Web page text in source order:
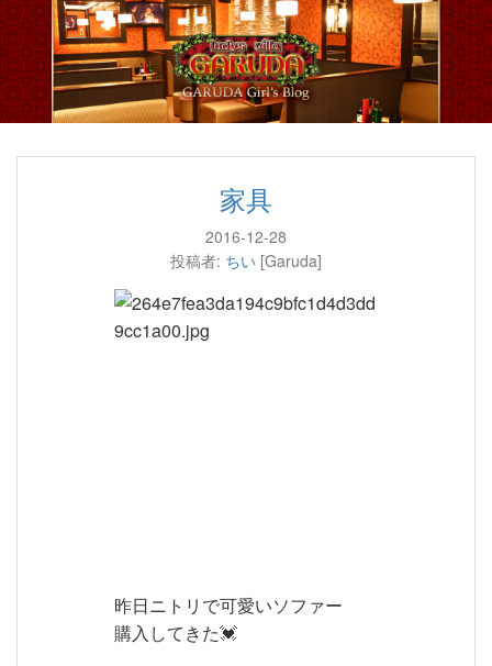
家具
2016-12-28
投稿者: ちい [Garuda]
昨日ニトリで可愛いソファー
購入してきた💓